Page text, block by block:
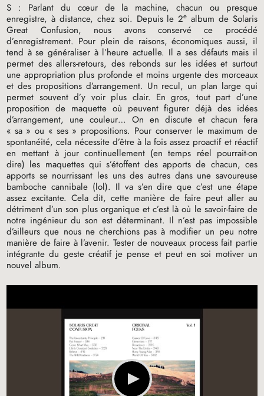
S : Parlant du cœur de la machine, chacun ou presque
enregistre, à distance, chez soi. Depuis le 2e album de Solaris
Great Confusion, nous avons conservé ce procédé
d’enregistrement. Pour plein de raisons, économiques aussi, il
tend à se généraliser à l’heure actuelle. Il a ses défauts mais il
permet des allers-retours, des rebonds sur les idées et surtout
une appropriation plus profonde et moins urgente des morceaux
et des propositions d’arrangement. Un recul, un plan large qui
permet souvent d’y voir plus clair. En gros, tout part d’une
proposition de maquette où peuvent figurer déjà des idées
d’arrangement, une couleur… On en discute et chacun fera
« sa » ou « ses » propositions. Pour conserver le maximum de
spontanéité, cela nécessite d’être à la fois assez proactif et réactif
en mettant à jour continuellement (en temps réel pourrait-on
dire) les maquettes qui s’étoffent des apports de chacun, ces
apports se nourrissant les uns des autres dans une savoureuse
bamboche cannibale (lol). Il va s’en dire que c’est une étape
assez excitante. Cela dit, cette manière de faire peut aller au
détriment d’un son plus organique et c’est là où le savoir-faire de
notre ingénieur du son est déterminant. Il n’est pas impossible
d’ailleurs que nous ne cherchions pas à modifier un peu notre
manière de faire à l’avenir. Tester de nouveaux process fait partie
intégrante du geste créatif je pense et peut en soi motiver un
nouvel album.